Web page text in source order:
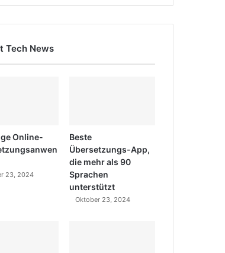
Tech News
Online-
23, 2024
Beste
Übersetzungs-App,
die mehr als 90
Sprachen
unterstützt
Oktober 23, 2024